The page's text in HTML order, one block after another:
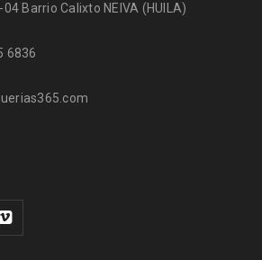
Barrio Calixto NEIVA (HUILA)
6836